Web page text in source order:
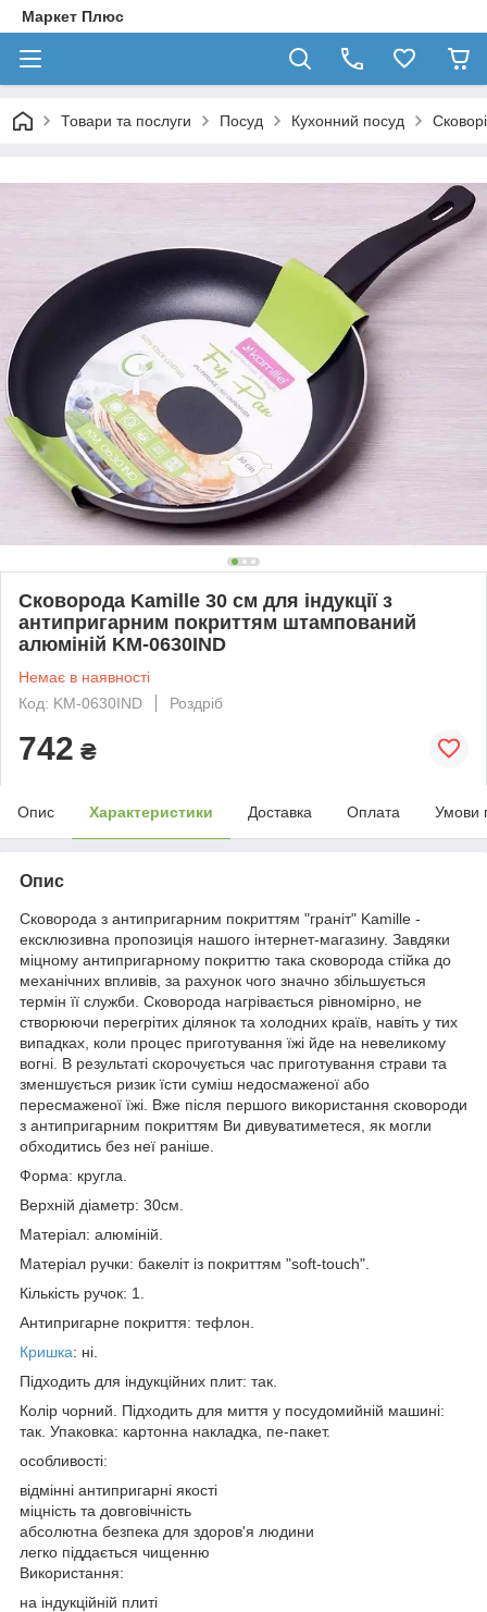
Маркет Плюс
Товари та послуги Посуд Кухонний посуд
Сковорода Kamille 30 см для індукції з
антипригарним покриттям штампований
алюміній KM-0630IND
Немає в наявності
Код: KM-0630IND
Роздріб
742 ₴
Опис Характеристики Доставка Оплата Умови
Опис
Сковорода з антипригарним покриттям "граніт" Kamille -
ексклюзивна пропозиція нашого інтернет-магазину. Завдяки
міцному антипригарному покриттю така сковорода стійка до
механічних впливів, за рахунок чого значно збільшується
термін її служби. Сковорода нагрівається рівномірно, не
створюючи перегрітих ділянок та холодних країв, навіть у тих
випадках, коли процес приготування їжі йде на невеликому
вогні. В результаті скорочується час приготування страви та
зменшується ризик їсти суміш недосмаженої або
пересмаженої їжі. Вже після першого використання сковороди
з антипригарним покриттям Ви дивуватиметеся, як могли
обходитись без неї раніше.
Форма: кругла.
Верхній діаметр: 30см.
Матеріал: алюміній.
Матеріал ручки: бакеліт із покриттям "soft-touch".
Кількість ручок: 1.
Антипригарне покриття: тефлон.
Кришка: ні.
Підходить для індукційних плит: так.
Колір чорний. Підходить для миття у посудомийній машині:
так. Упаковка: картонна накладка, пе-пакет.
особливості:
відмінні антипригарні якості
міцність та довговічність
абсолютна безпека для здоров'я людини
легко піддається чищенню
Використання:
на індукційній плиті